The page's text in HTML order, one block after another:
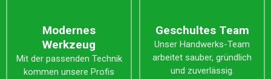
Modernes
Werkzeug
Mit der passenden Technik
kommen unsere Profis
Geschultes Team
Unser Handwerks-Team
arbeitet sauber, gründlich
und zuverlässig.